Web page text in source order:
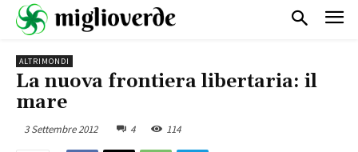
ALTRIMONDI
La nuova frontiera libertaria: il
mare
3 Settembre 2012 4 114